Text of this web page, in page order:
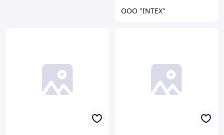
OOO "INTEX"